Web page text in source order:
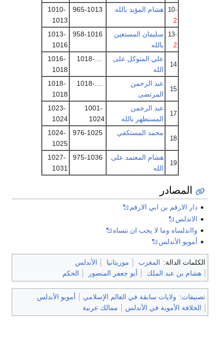
10-
2
هشام المؤيد بالله
1010-
1013
13-
2
سليمان المستعين
بالله
1013-
1016
14
علي المتوكل على
الله
....-1018
1016-
1018
15
عبد الرحمن
المرتضى
....-1018
1018-
1018
17
عبد الرحمن
المستظهر بالله
1001-
1024
1023-
1024
18
محمد المستكفي
1024-
1025
19
هشام المعتمد على
الله
1027-
1031
المصادر
دار الارقم بن ابي الارقم
الاندلس
وااندلساه وما لا يجب ان ننساه
أمويو الأندلس
الكلمات الدالة: المغرب موريتانيا
الأندلس
هشام بن عبد الملك
أبو جعفر المنصور الحكم
تصنيفات: ولايات سابقة في العالم الإسلامي
أمويو الأندلس
الخلافة الأموية في الأندلس
ممالك عربية